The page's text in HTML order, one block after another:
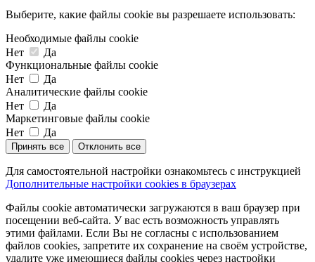
Выберите, какие файлы cookie вы разрешаете использовать:
Необходимые файлы cookie
Нет
Да
Функциональные файлы cookie
Нет
Да
Аналитические файлы cookie
Нет
Да
Маркетинговые файлы cookie
Нет
Да
Принять все Отклонить все
Для самостоятельной настройки ознакомьтесь с инструкцией
Дополнительные настройки cookies в браузерах
Файлы cookie автоматически загружаются в ваш браузер при
посещении веб-сайта. У вас есть возможность управлять
этими файлами. Если Вы не согласны с использованием
файлов cookies, запретите их сохранение на своём устройстве,
удалите уже имеющиеся файлы cookies через настройки